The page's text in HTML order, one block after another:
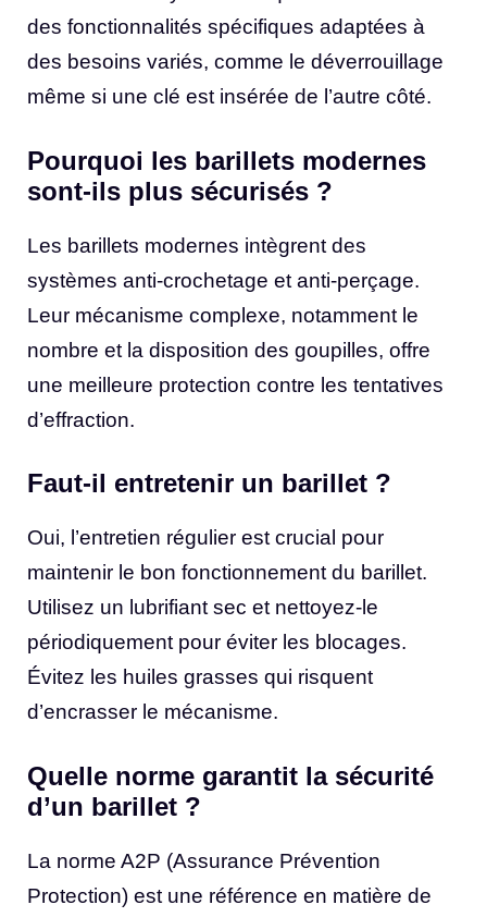
des fonctionnalités spécifiques adaptées à
des besoins variés, comme le déverrouillage
même si une clé est insérée de l’autre côté.
Pourquoi les barillets modernes
sont-ils plus sécurisés ?
Les barillets modernes intègrent des
systèmes anti-crochetage et anti-perçage.
Leur mécanisme complexe, notamment le
nombre et la disposition des goupilles, offre
une meilleure protection contre les tentatives
d’effraction.
Faut-il entretenir un barillet ?
Oui, l’entretien régulier est crucial pour
maintenir le bon fonctionnement du barillet.
Utilisez un lubrifiant sec et nettoyez-le
périodiquement pour éviter les blocages.
Évitez les huiles grasses qui risquent
d’encrasser le mécanisme.
Quelle norme garantit la sécurité
d’un barillet ?
La norme A2P (Assurance Prévention
Protection) est une référence en matière de